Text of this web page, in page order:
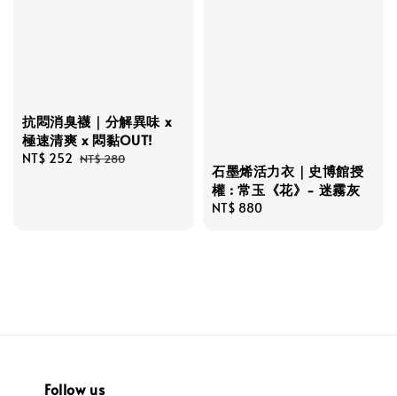
抗悶消臭襪｜分解異味 x
極速清爽 x 悶黏OUT!
Sale
NT$ 252 Regular
NT$ 280
石墨烯活力衣｜史博館授
權 : 常玉《花》- 迷霧灰
Regular
NT$ 880
Follow us